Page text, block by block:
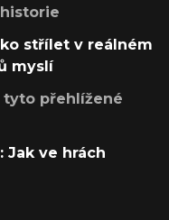
střílet v reálném
myslí
tyto přehlížené
Jak ve hrách